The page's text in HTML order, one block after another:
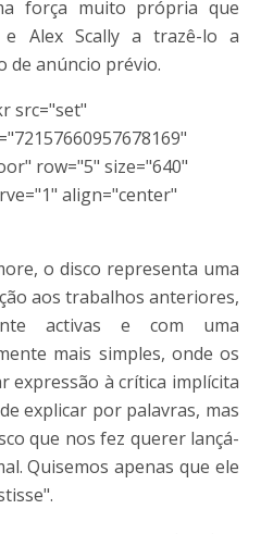
força muito própria que
e Alex Scally a trazê-lo a
de anúncio prévio.
src="set"
row="5" size="640"
align="center"
o disco representa uma
aos trabalhos anteriores,
activas e com uma
mais simples, onde os
expressão à crítica implícita
explicar por palavras, mas
que nos fez querer lançá-
Quisemos apenas que ele